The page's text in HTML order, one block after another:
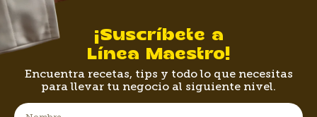
¡Suscríbete a
Línea Maestro!
Encuentra recetas, tips y todo lo que necesitas
para llevar tu negocio al siguiente nivel.